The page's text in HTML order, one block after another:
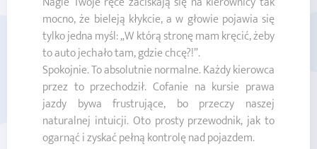
mocno, że bieleją kłykcie, a w głowie pojawia się
tylko jedna myśl: „W którą stronę mam kręcić, żeby
to auto jechało tam, gdzie chcę?!”.
Spokojnie. To absolutnie normalne. Każdy kierowca
przez to przechodził. Cofanie na kursie prawa
jazdy bywa frustrujące, bo przeczy naszej
naturalnej intuicji. Oto prosty przewodnik, jak to
ogarnąć i zyskać pełną kontrolę nad pojazdem.